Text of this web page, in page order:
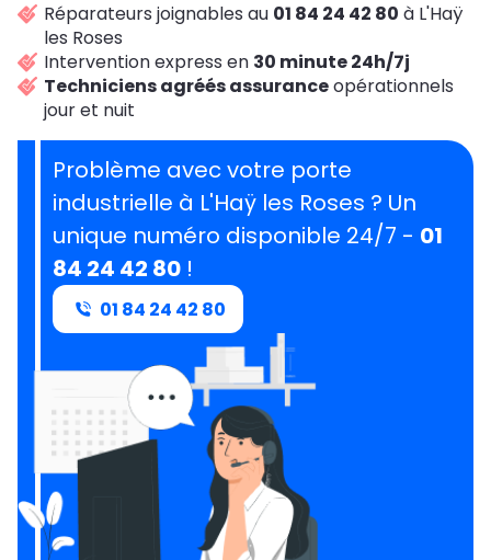
Réparateurs joignables au 01 84 24 42 80 à L'Haÿ
les Roses
Intervention express en 30 minute 24h/7j
Techniciens agréés assuranceopérationnels
jour et nuit
Problème avec votre porte
industrielle à L'Haÿ les Roses ? Un
unique numéro disponible 24/7 - 01
84 24 42 80 !
01 84 24 42 80